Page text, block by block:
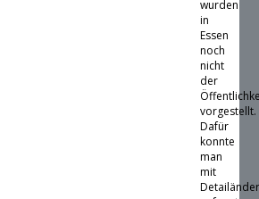
wurden
in
Essen
noch
nicht
der
vorgestellt.
Dafür
konnte
man
mit